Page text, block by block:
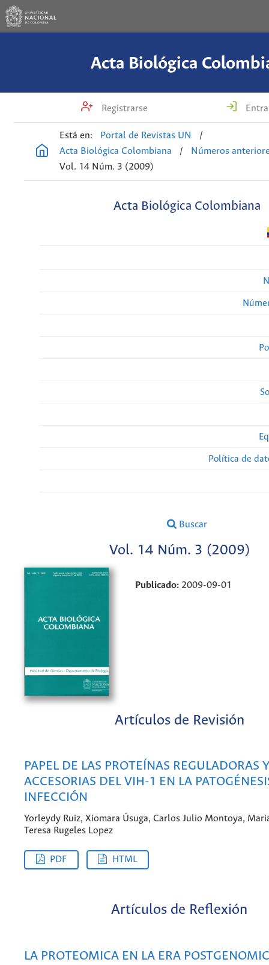
Acta Biológica
Registrarse
Está en: Portal de Revistas UN
/
Acta Biológica Colombiana
/
Números
Vol. 14 Núm. 3 (2009)
Acta Biológica Colombiana
Política de
Buscar
Vol. 14 Núm. 3 (2009)
Publicado: 2009-09-01
Artículos de Revisión
PAPEL DE LAS PROTEÍNAS REGULADORAS Y
ACCESORIAS DEL VIH-1 EN LA
INFECCIÓN
Yorleydy Ruiz, Xiomara Úsuga, Carlos Julio Montoya,
Teresa Rugeles Lopez
PDF HTML
Artículos de Reflexión
LA PROTEOMICA EN LA ERA